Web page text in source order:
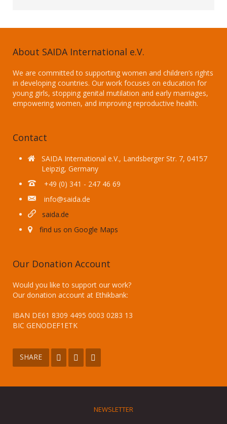
About SAIDA International e.V.
We are committed to supporting women and children’s rights
in developing countries. Our work focuses on education for
young girls, stopping genital mutilation and early marriages,
empowering women, and improving reproductive health.
Contact
SAIDA International e.V., Landsberger Str. 7, 04157
Leipzig, Germany
+49 (0) 341 - 247 46 69
info@saida.de
saida.de
find us on Google Maps
Our Donation Account
Would you like to support our work?
Our donation account at Ethikbank:
IBAN DE61 8309 4495 0003 0283 13
BIC GENODEF1ETK
SHARE
NEWSLETTER